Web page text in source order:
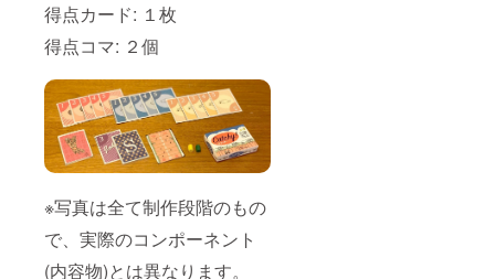
得点カード: １枚
得点コマ: ２個
※写真は全て制作段階のもの
で、実際のコンポーネント
(内容物)とは異なります。